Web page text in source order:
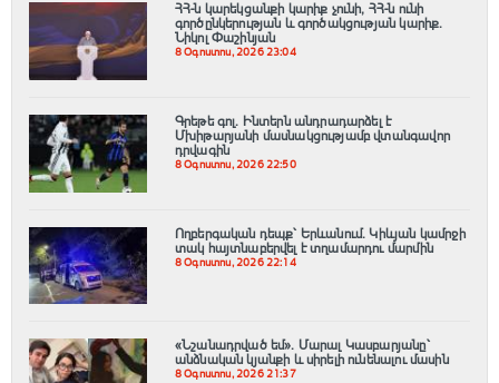
ՀՀ-ն կարեկցանքի կարիք չունի, ՀՀ-ն ունի
գործընկերության և գործակցության կարիք․
Նիկոլ Փաշինյան
8 Օգոստոս, 2026 23:04
Գրեթե գոլ. Ինտերն անդրադարձել է
Մխիթարյանի մասնակցությամբ վտանգավոր
դրվագին
8 Օգոստոս, 2026 22:50
Ողբերգական դեպք՝ Երևանում․ Կիևյան կամրջի
տակ հայտնաբերվել է տղամարդու մարմին
8 Օգոստոս, 2026 22:14
«Նշանադրված եմ». Մարալ Կասբարյանը՝
անձնական կյանքի և սիրելի ունենալու մասին
8 Օգոստոս, 2026 21:37